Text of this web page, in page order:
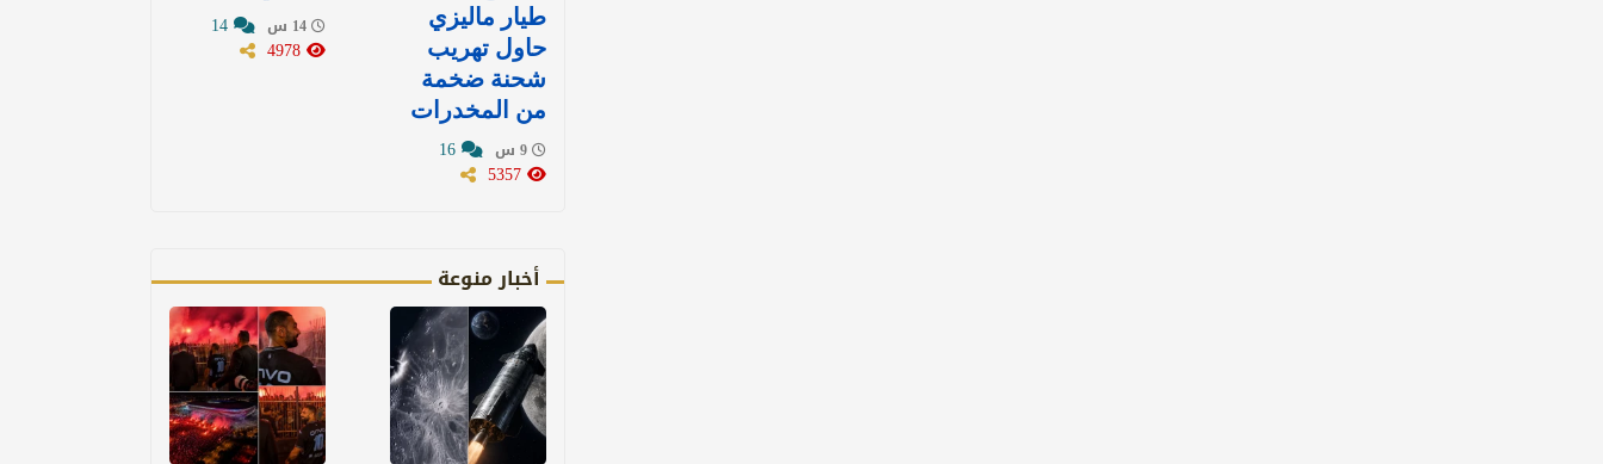
طيار ماليزي
حاول تهريب
شحنة ضخمة
من المخدرات
أخبار منوعة